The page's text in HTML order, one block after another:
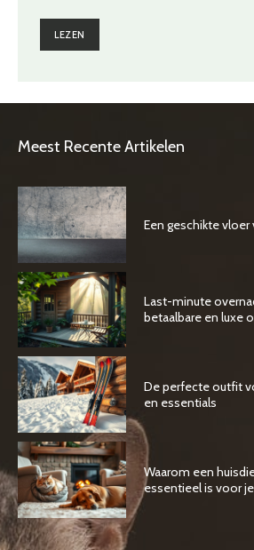
LEZEN
Meest Recente Artikelen
Een geschikte
Last-minute
betaalbare en luxe
De perfecte outfit
en essentials
Waarom een
essentieel is voor